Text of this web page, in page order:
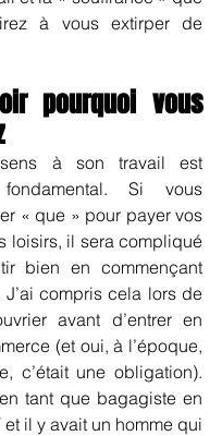
à vous extirper de
pourquoi vous
à son travail est
fondamental. Si vous
« que » pour payer vos
loisirs, il sera compliqué
bien en commençant
J’ai compris cela lors de
avant d’entrer en
(et oui, à l’époque,
c’était une obligation).
tant que bagagiste en
et il y avait un homme qui